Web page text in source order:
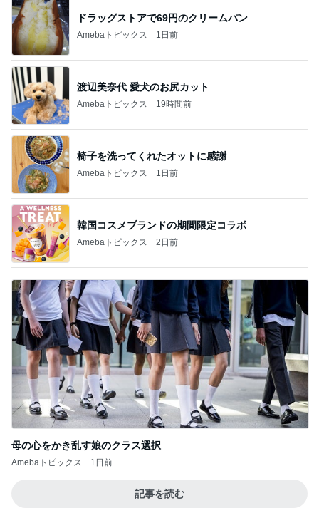
ドラッグストアで69円のクリームパン
Amebaトピックス 1日前
渡辺美奈代 愛犬のお尻カット
Amebaトピックス 19時間前
椅子を洗ってくれたオットに感謝
Amebaトピックス 1日前
韓国コスメブランドの期間限定コラボ
Amebaトピックス 2日前
母の心をかき乱す娘のクラス選択
Amebaトピックス 1日前
記事を読む